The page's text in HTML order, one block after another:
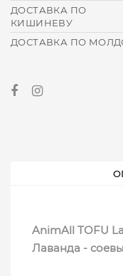
ДОСТАВКА ПО
КИШИНЕВУ
ДОСТАВКА ПО
AnimAll TOFU
Лаванда -